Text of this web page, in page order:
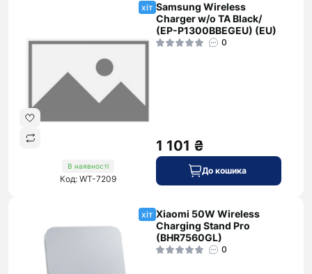
хіт
В наявності
Код: WT-7209
Samsung Wireless
Charger w/o TA Black/
(EP-P1300BBEGEU) (EU)
0
1 101 ₴
До кошика
хіт Xiaomi 50W Wireless
Charging Stand Pro
(BHR7560GL)
0